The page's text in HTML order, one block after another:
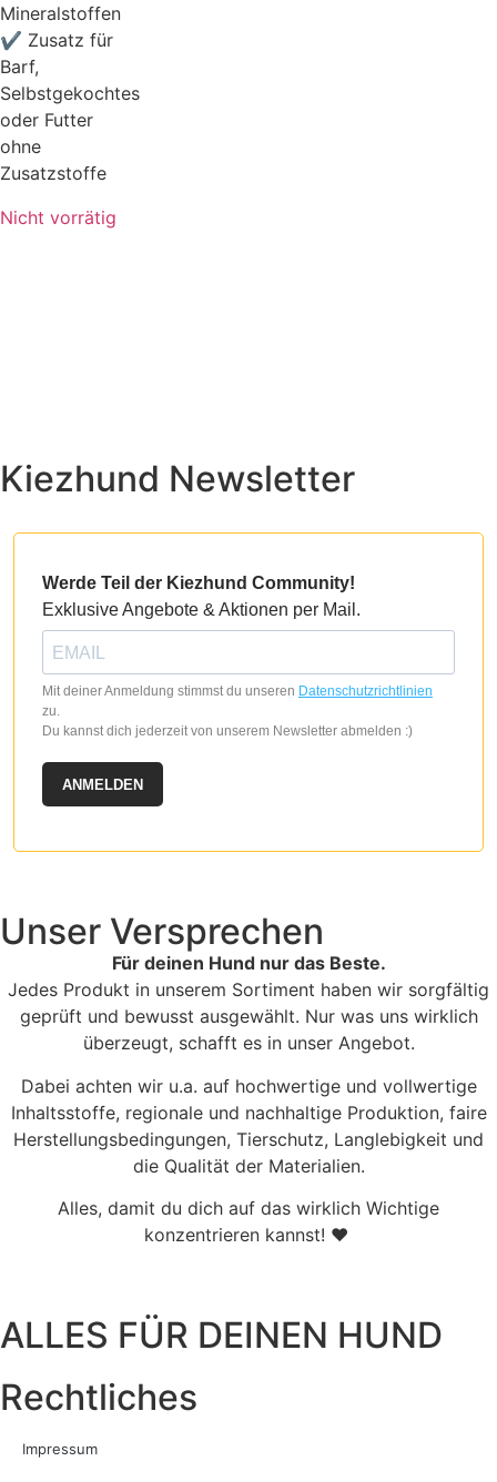
Mineralstoffen
✔ Zusatz für
Barf,
Selbstgekochtes
oder Futter
ohne
Zusatzstoffe
Nicht vorrätig
Kiezhund Newsletter
Werde Teil der Kiezhund Community!
Exklusive Angebote & Aktionen per Mail.
Mit deiner Anmeldung stimmst du unseren Datenschutzrichtlinien
zu.
Du kannst dich jederzeit von unserem Newsletter abmelden :)
ANMELDEN
Unser Versprechen
Für deinen Hund nur das Beste.
Jedes Produkt in unserem Sortiment haben wir sorgfältig
geprüft und bewusst ausgewählt. Nur was uns wirklich
überzeugt, schafft es in unser Angebot.
Dabei achten wir u.a. auf hochwertige und vollwertige
Inhaltsstoffe, regionale und nachhaltige Produktion, faire
Herstellungsbedingungen, Tierschutz, Langlebigkeit und
die Qualität der Materialien.
Alles, damit du dich auf das wirklich Wichtige
konzentrieren kannst! ♥
ALLES FÜR DEINEN HUND
Rechtliches
Impressum